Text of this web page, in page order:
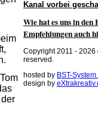
Kanal vorbei
Wie hat es uns in den
Empfehlungen auch
Copyright 2011 -
reserved.
hosted by BST-
design by